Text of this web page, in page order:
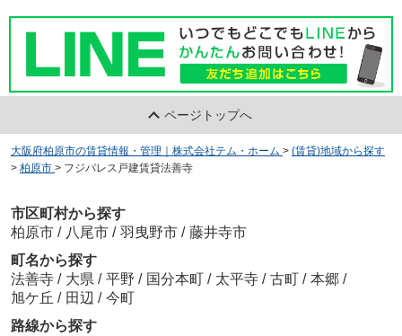
ページトップへ
大阪府柏原市の賃貸情報・管理｜株式会社テム・ホーム > (賃貸)地域から探す
> 柏原市 > フジパレス戸建賃貸法善寺
市区町村から探す
柏原市 / 八尾市 / 羽曳野市 / 藤井寺市
町名から探す
法善寺 / 大県 / 平野 / 国分本町 / 太平寺 / 古町 / 本郷 /
旭ケ丘 / 田辺 / 今町
路線から探す